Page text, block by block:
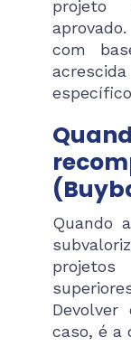
projeto
com
Quando
caso, é a